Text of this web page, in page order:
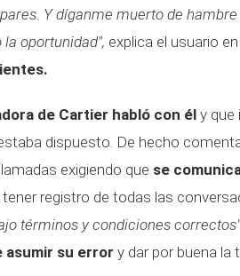
Y díganme muerto de
oportunidad", explica el usuario
de Cartier habló con ély que
dispuesto. De hecho
exigiendo que se
tener registro de todas las
términos y condiciones correctos"
asumir su error y dar por buena la